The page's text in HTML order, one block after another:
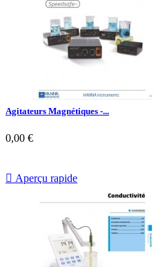
Agitateurs Magnétiques -...
0,00 €
 Aperçu rapide